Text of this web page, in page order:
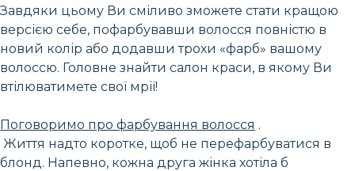
Завдяки цьому Ви сміливо зможете стати кращою
версією себе, пофарбувавши волосся повністю в
новий колір або додавши трохи «фарб» вашому
волоссю. Головне знайти салон краси, в якому Ви
втілюватимете свої мрії!
Поговоримо про фарбування волосся .
Життя надто коротке, щоб не перефарбуватися в
блонд. Напевно, кожна друга жінка хотіла б